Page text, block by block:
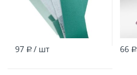
97 Р / шт 66 Р